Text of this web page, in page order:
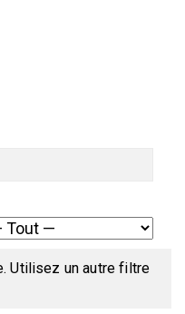
Utilisez un autre filtre